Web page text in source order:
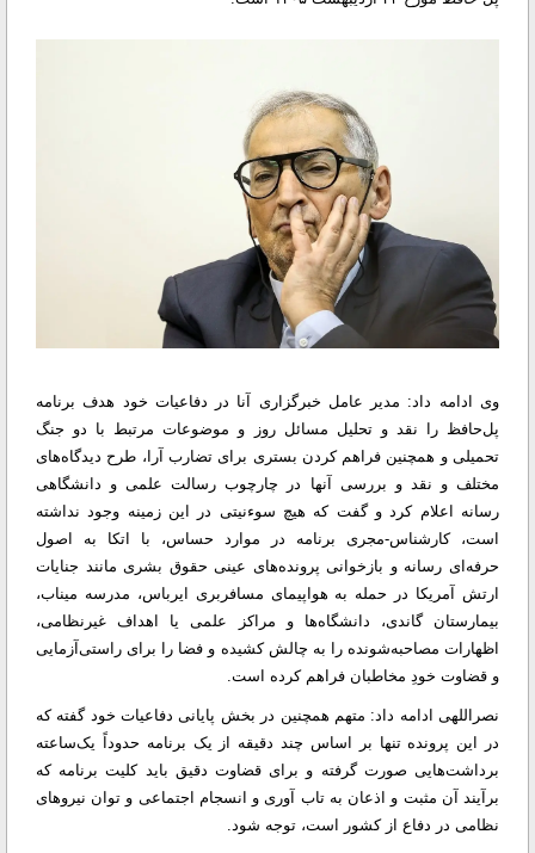
وی ادامه داد: مدیر عامل خبرگزاری آنا در دفاعیات خود هدف برنامه
پل‌حافظ را نقد و تحلیل مسائل روز و موضوعات مرتبط با دو جنگ
تحمیلی و همچنین فراهم کردن بستری برای تضارب آرا، طرح دیدگاه‌های
مختلف و نقد و بررسی آنها در چارچوب رسالت علمی و دانشگاهی
رسانه اعلام کرد و گفت که هیچ سوءنیتی در این زمینه وجود نداشته
است، کارشناس-مجری برنامه در موارد حساس، با اتکا به اصول
حرفه‌ای رسانه و بازخوانی پرونده‌های عینی حقوق بشری مانند جنایات
ارتش آمریکا در حمله به هواپیمای مسافربری ایرباس، مدرسه میناب،
بیمارستان گاندی، دانشگاه‌ها و مراکز علمی یا اهداف غیرنظامی،
اظهارات مصاحبه‌شونده را به چالش کشیده و فضا را برای راستی‌آزمایی
و قضاوت خودِ مخاطبان فراهم کرده است.
نصراللهی ادامه داد: متهم همچنین در بخش پایانی دفاعیات خود گفته که
در این پرونده تنها بر اساس چند دقیقه از یک برنامه حدوداً یک‌ساعته
برداشت‌هایی صورت گرفته و برای قضاوت دقیق باید کلیت برنامه که
برآیند آن مثبت و اذعان به تاب آوری و انسجام اجتماعی و توان نیروهای
نظامی در دفاع از کشور است، توجه شود.